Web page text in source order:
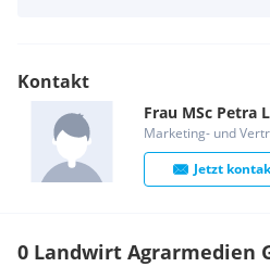
Kontakt
Frau MSc Petra
Marketing- und
Jetzt
0 Landwirt Agrarmedien